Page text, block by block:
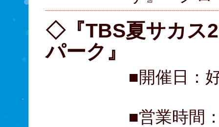
◇『TBS夏サカス
パーク』
■開催日：
■営業時